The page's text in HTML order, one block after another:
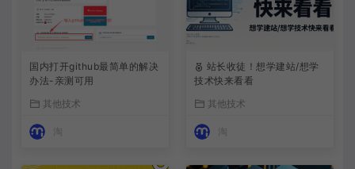
国内打开github最简单的解决
办法-亲测可用
其他技术
站长收徒！想学建站/想学
技术快来看看
其他技术